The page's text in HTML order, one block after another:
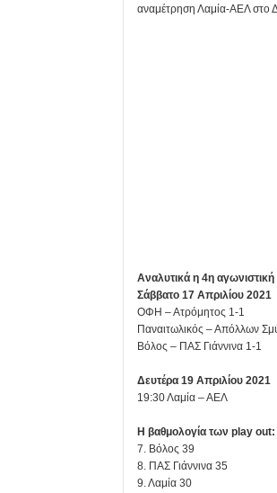
αναμέτρηση Λαμία-ΑΕΛ στο
Αναλυτικά η 4η
Σάββατο 17 Απριλίου 2021
ΟΦΗ – Ατρόμητος 1-1
Παναιτωλικός – Απόλλων
Βόλος – ΠΑΣ Γιάννινα 1-1
Δευτέρα 19 Απριλίου 2021
19:30 Λαμία – ΑΕΛ
Η βαθμολογία των play out:
7. Βόλος 39
8. ΠΑΣ Γιάννινα 35
9. Λαμία 30